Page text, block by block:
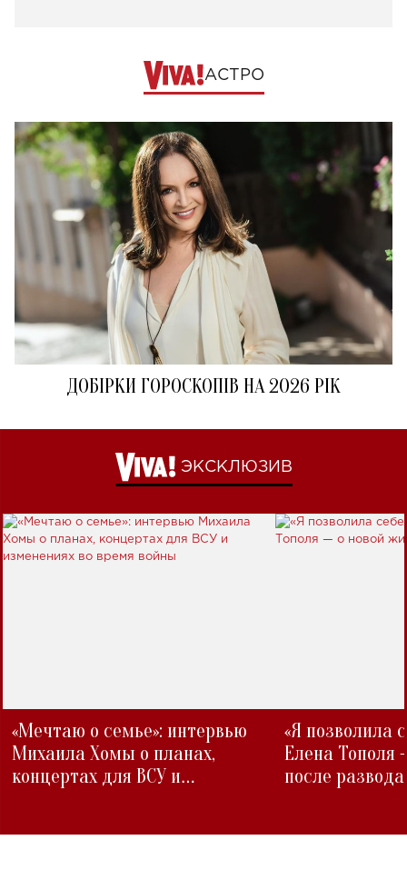
АСТРО
ДОБІРКИ ГОРОСКОПІВ НА 2026 РІК
ЭКСКЛЮЗИВ
«Мечтаю о семье»: интервью
Михаила Хомы о планах,
концертах для ВСУ и
«Я позволила
Елена Тополя
после развода